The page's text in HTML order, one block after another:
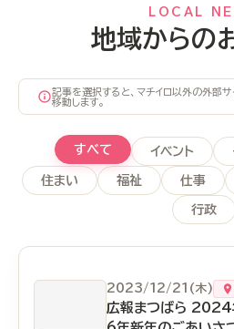
LOCAL
地域からの
記事を選択すると、マチイロ以外の外部サ
移動します。
すべて イベント
住まい 福祉 仕事
行政
2023/12/21(木)
広報まつばら 2024